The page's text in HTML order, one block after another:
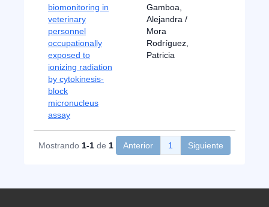
biomonitoring in
veterinary
personnel
occupationally
exposed to
ionizing radiation
by cytokinesis-
block
micronucleus
assay
Gamboa,
Alejandra /
Mora
Rodríguez,
Patricia
Mostrando 1-1 de 1 Anterior 1 Siguiente